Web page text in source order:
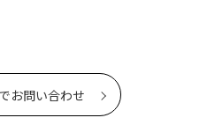
お問い合わせ